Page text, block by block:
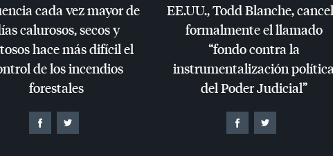
cada vez mayor de
calurosos, secos y
hace más difícil el
de los incendios
forestales
EE.UU., Todd Blanche,
formalmente el llamado
“fondo contra la
instrumentalización política
del Poder Judicial”